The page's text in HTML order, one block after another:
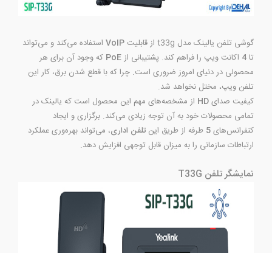
گوشی تلفن یالینک مدل t33g از قابلیت VoIP استفاده می‌کند و می‌تواند
تا 4 اکانت ویپ را فراهم کند. پشتیبانی ازPoE که وجود آن برای هر
محصولی در دنیای امروز ضروری است. چرا که با قطع شدن برق، کار این
تلفن ویپ، مختل نخواهد شد.
کیفیت صدایHD از مشخصه‌های مهم این محصول است که یالینک در
تمامی محصولات خود به آن توجه زیادی می‌کند. برگزاری و ایجاد
کنفرانس‌های5 طرفه از طریق این تلفن اداری، می‌تواند بهره‌وری عملکرد
ارتباطات سازمانی را به میزان قابل توجهی افزایش دهد.
نمایشگر تلفن T33G